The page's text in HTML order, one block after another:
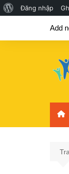
Giới
về
Đăng nhập
Add